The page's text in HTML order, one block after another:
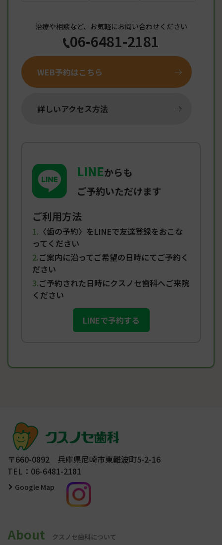
治療や相談など、お気軽にお問い合わせください
06-6481-2181
WEB予約はこちら
詳しいアクセス方法
LINEからも
ご予約いただけます
ご利用方法
〈歯の予約〉をLINEで友達登録をおこな
ってください
ご案内に沿ってご希望の日時にてご予約く
ださい
ご予約された日時にクスノセ歯科へご来院
ください
LINEで予約する
〒660-0892 兵庫県尼崎市東難波町5-2-16
TEL：06-6481-2181
Google Map
About クスノセ歯科について